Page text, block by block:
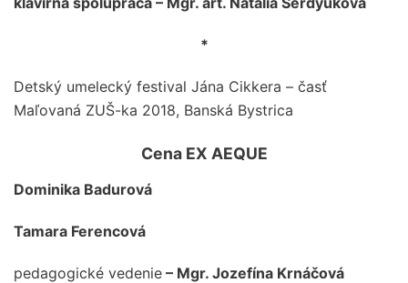
*
Detský umelecký festival Jána Cikkera – časť
Maľovaná ZUŠ-ka 2018, Banská Bystrica
Cena EX AEQUE
Dominika Badurová
Tamara Ferencová
pedagogické vedenie – Mgr. Jozefína Krnáčová